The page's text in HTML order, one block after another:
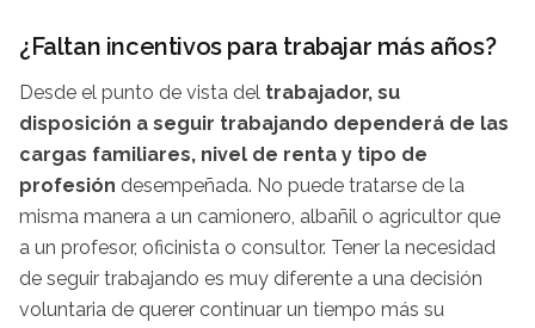
¿Faltan incentivos para trabajar más años?
Desde el punto de vista del trabajador, su
disposición a seguir trabajando dependerá de las
cargas familiares, nivel de renta y tipo de
profesión desempeñada. No puede tratarse de la
misma manera a un camionero, albañil o agricultor que
a un profesor, oficinista o consultor. Tener la necesidad
de seguir trabajando es muy diferente a una decisión
voluntaria de querer continuar un tiempo más su